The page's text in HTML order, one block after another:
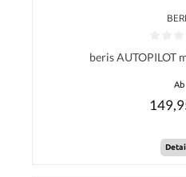
Durchschnittliche Bewertung
beris AUTOPILOT
Ab